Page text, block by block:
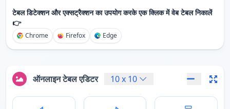
टेबल डिटेक्शन और एक्सट्रैक्शन का उपयोग करके एक क्लिक में वेब टेबल निकालें
👉
Chrome Firefox Edge
ऑनलाइन टेबल एडिटर 10x 10